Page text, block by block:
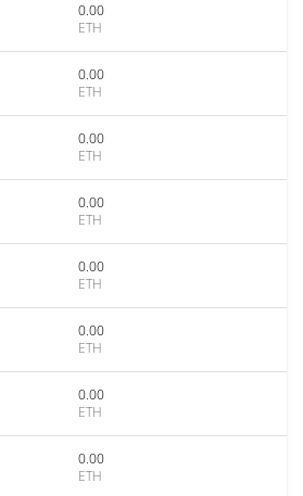
0.00
ETH
0.00
ETH
0.00
ETH
0.00
ETH
0.00
ETH
0.00
ETH
0.00
ETH
0.00
ETH